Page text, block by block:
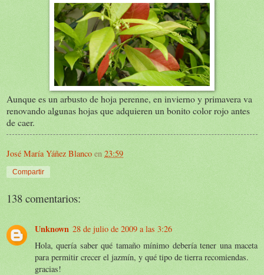
Aunque es un arbusto de hoja perenne, en invierno y primavera va
renovando algunas hojas que adquieren un bonito color rojo antes
de caer.
José María Yáñez Blanco en 23:59
Compartir
138 comentarios:
Unknown 28 de julio de 2009 a las 3:26
Hola, quería saber qué tamaño mínimo debería tener una maceta
para permitir crecer el jazmín, y qué tipo de tierra recomiendas.
gracias!